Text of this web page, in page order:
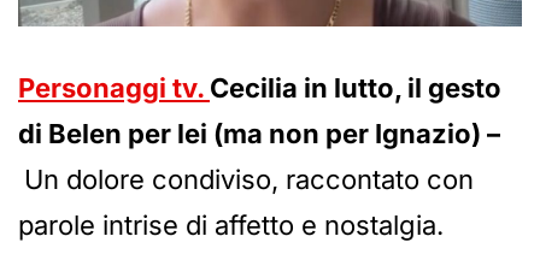
Personaggi tv. Cecilia in lutto, il gesto
di Belen per lei (ma non per Ignazio) –
Un dolore condiviso, raccontato con
parole intrise di affetto e nostalgia.